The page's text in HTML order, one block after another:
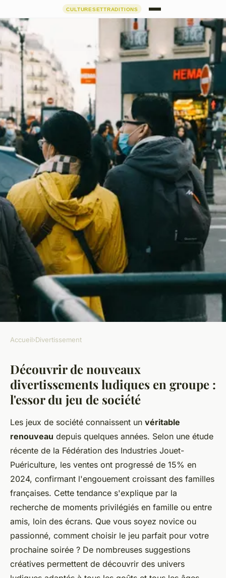
Dix jeux de société amusants à
découvrir en confinement
Accueil›Divertissement
Découvrir de nouveaux
divertissements ludiques en groupe :
l'essor du jeu de société
Les jeux de société connaissent un véritable
renouveau depuis quelques années. Selon une étude
récente de la Fédération des Industries Jouet-
Puériculture, les ventes ont progressé de 15% en
2024, confirmant l'engouement croissant des familles
françaises. Cette tendance s'explique par la
recherche de moments privilégiés en famille ou entre
amis, loin des écrans. Que vous soyez novice ou
passionné, comment choisir le jeu parfait pour votre
prochaine soirée ? De nombreuses suggestions
créatives permettent de découvrir des univers